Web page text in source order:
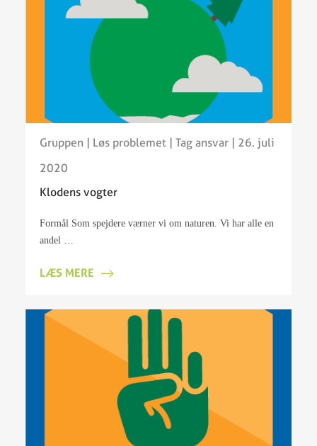
Gruppen | Løs problemet| Tag ansvar| 26. juli
2020
Klodens vogter
Formål Som spejdere værner vi om naturen. Vi har alle en
andel …
LÆS MERE